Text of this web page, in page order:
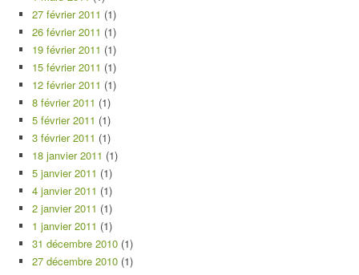
27 février 2011 (1)
26 février 2011 (1)
19 février 2011 (1)
15 février 2011 (1)
12 février 2011 (1)
8 février 2011 (1)
5 février 2011 (1)
3 février 2011 (1)
18 janvier 2011 (1)
5 janvier 2011 (1)
4 janvier 2011 (1)
2 janvier 2011 (1)
1 janvier 2011 (1)
31 décembre 2010 (1)
27 décembre 2010 (1)